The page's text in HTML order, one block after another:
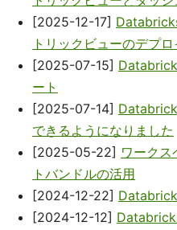
[2025-12-17]
トリックビューのデプ
[2025-07-15]
ート
[2025-07-14]
できるようになりました
[2025-05-22] ワーク
トバンドルの活用
[2024-12-22]
[2024-12-12]